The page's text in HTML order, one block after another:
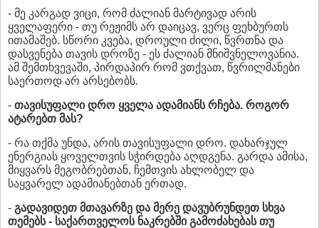
- მე კარგად ვიცი, რომ ძალიან მარტივად არის
ყველაფერი - თუ რეჟიმს არ დაიცავ, ვერც ფეხბურთს
ითამაშებ. სწორი კვება, დროული ძილი, წვრთნა და
დასვენება თავის დროზე - ეს ძალიან მნიშვნელოვანია.
ამ შემთხვევაში, პირდაპირ რომ ვთქვათ, წვრილმანები
საერთოდ არ არსებობს.
- თავისუფალი დრო ყველა ადამიანს რჩება. როგორ
ატარებთ მას?
- რა თქმა უნდა, არის თავისუფალი დრო. დახარჯულ
ენერგიას ყოველთვის სჭირდება აღდგენა. გარდა ამისა,
მიყვარს მეგობრებთან, ჩემთვის ახლობელ და
საყვარელ ადამიანებთან ერთად.
- გადავიდეთ მთავარზე და მერე დავუბრუნდეთ სხვა
თემებს - საქართველოს ნაკრებში გამოძახებას თუ